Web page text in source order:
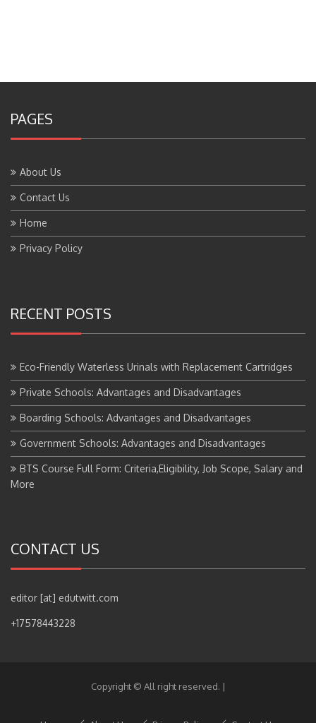
PAGES
About Us
Contact Us
Home
Privacy Policy
RECENT POSTS
Eco-Friendly Waterless Urinals with Replacement Cartridges
Private Schools: Advantages and Disadvantages
Boarding Schools: Advantages and Disadvantages
Government Schools: Advantages and Disadvantages
BTS Course Full Form: Criteria,Eligibility, Job Scope, Salary and
More
CONTACT US
editor [at] edutwitt.com
+17578443228
Copyright © All right reserved. |
Home About Us Privacy Policy Contact Us